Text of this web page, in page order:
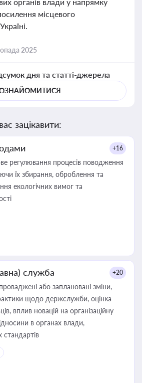
місцевого
2025
дня та статті-джерела
зацікавити:
+16
регулювання процесів поводження
їх збирання, оброблення та
екологічних вимог та
служба +20
або заплановані зміни,
щодо держслужби, оцінка
вплив новацій на організаційну
в органах влади,